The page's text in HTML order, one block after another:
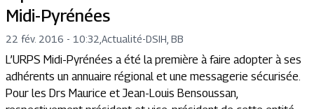
Midi-Pyrénées
22 fév. 2016 - 10:32 Actualité-DSIH, BB
L’URPS Midi-Pyrénées a été la première à faire adopter à ses
adhérents un annuaire régional et une messagerie sécurisée.
Pour les Drs Maurice et Jean-Louis Bensoussan,